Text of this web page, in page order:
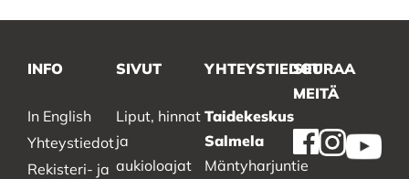
INFO
In English
Yhteystiedot
Rekisteri- ja
SIVUT
Liput, hinnat
ja
aukioloajat
YHTEYSTIEDOT
Taidekeskus
Salmela
Mäntyharjuntie
SEURAA
MEITÄ